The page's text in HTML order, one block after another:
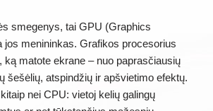
smegenys, tai GPU (Graphics
jos menininkas. Grafikos procesorius
matote ekrane – nuo paprasčiausių
šešėlių, atspindžių ir apšvietimo efektų.
nei CPU: vietoj kelių galingų